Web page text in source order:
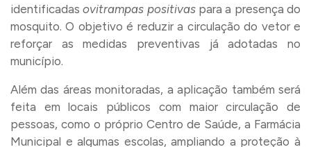
identificadasovitrampas positivaspara a presença do
mosquito. O objetivo é reduzir a circulação do vetor e
reforçar as medidas preventivas já adotadas no
município.
Além das áreas monitoradas, a aplicação também será
feita em locais públicos com maior circulação de
pessoas, como o próprio Centro de Saúde, a Farmácia
Municipal e algumas escolas, ampliando a proteção à